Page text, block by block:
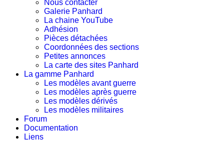
Nous contacter
Galerie Panhard
La chaine YouTube
Adhésion
Pièces détachées
Coordonnées des sections
Petites annonces
La carte des sites Panhard
La gamme Panhard
Les modèles avant guerre
Les modèles après guerre
Les modèles dérivés
Les modèles militaires
Forum
Documentation
Liens